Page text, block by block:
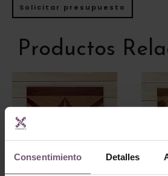
Consentimiento Detalles
Solicitar presupuesto
Productos